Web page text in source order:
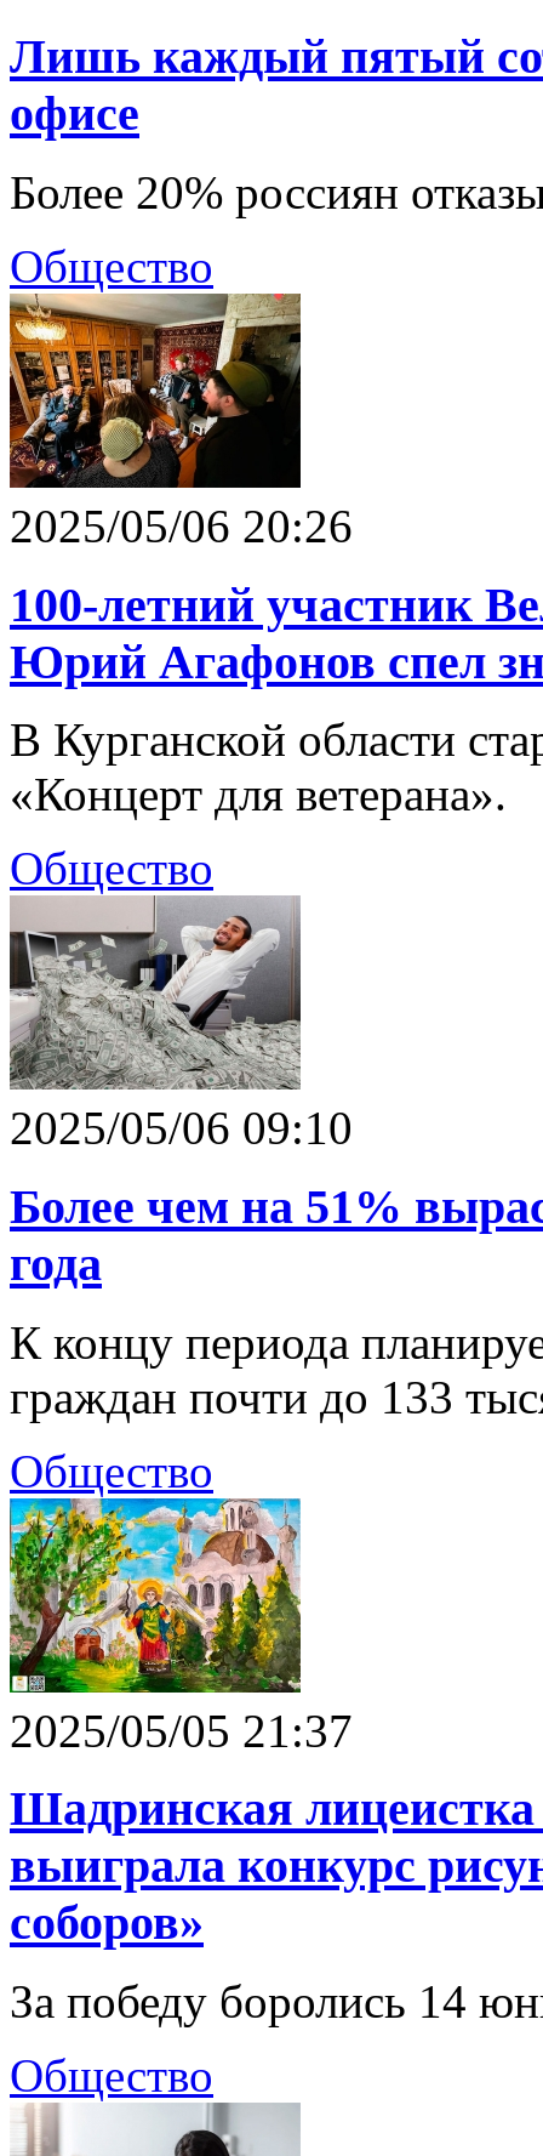
Лишь каждый пятый
офисе
Более 20% россиян
Общество
2025/05/06 20:26
100-летний участник
Юрий Агафонов спел
В Курганской области
«Концерт для ветерана».
Общество
2025/05/06 09:10
Более чем на 51%
года
К концу периода
граждан почти до 133
Общество
2025/05/05 21:37
Шадринская
выиграла конкурс
соборов»
За победу боролись 14
Общество